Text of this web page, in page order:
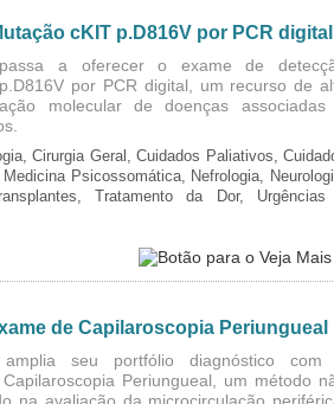
cKIT p.D816V por PCR digital
a oferecer o exame de
por PCR digital, um recurso de
molecular de doenças
Cirurgia Geral, Cuidados Paliativos,
Psicossomática, Nefrologia,
Tratamento da Dor,
de Capilaroscopia Periungueal
seu portfólio diagnóstico com
Periungueal, um método